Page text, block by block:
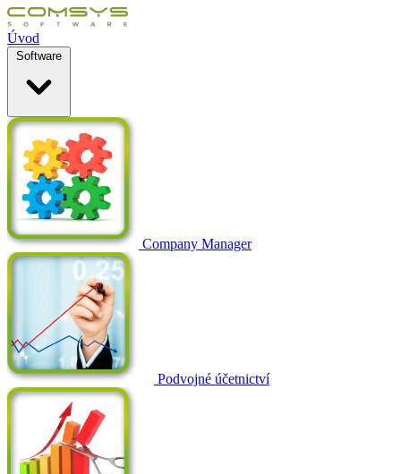
Úvod
Software
Company Manager
Podvojné účetnictví